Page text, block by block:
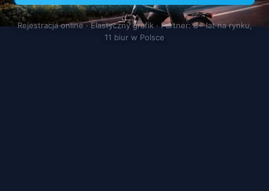
Rejestracja online · Elastyczny grafik · Partner: 8+ lat na rynku,
11 biur w Polsce